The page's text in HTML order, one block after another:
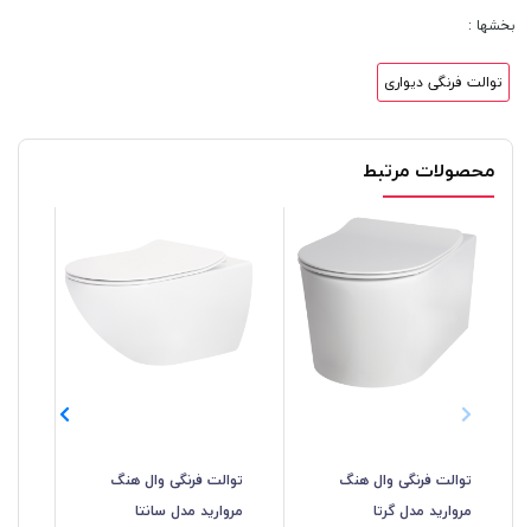
بخشها :
توالت فرنگی دیواری
محصولات مرتبط
توالت فرنگی وال هنگ
مروارید مدل گرتا
توالت فرنگی وال هنگ
مروارید مدل سانتا